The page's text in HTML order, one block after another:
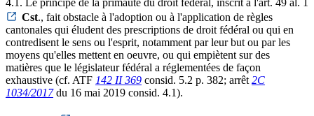
Cst., fait obstacle à l'adoption ou à l'application de règles
cantonales qui éludent des prescriptions de droit fédéral ou qui en
contredisent le sens ou l'esprit, notamment par leur but ou par les
moyens qu'elles mettent en oeuvre, ou qui empiètent sur des
matières que le législateur fédéral a réglementées de façon
exhaustive (cf. ATF 142 II 369 consid. 5.2 p. 382; arrêt 2C
1034/2017du 16 mai 2019 consid. 4.1).